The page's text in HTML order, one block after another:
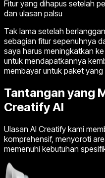
Fitur yang dihapus setelah
dan ulasan palsu
Tak lama setelah
sebagian fitur sepenuhnya
saya harus meningkatkan
untuk mendapatkannya
membayar untuk paket
Tantangan yang
Creatify AI
Ulasan AI Creatify kami
komprehensif, menyoroti
memenuhi kebutuhan